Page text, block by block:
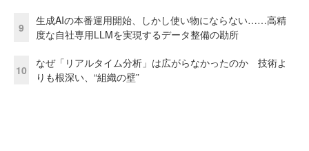
9
生成AIの本番運用開始、しかし使い物にならない……高精
度な自社専用LLMを実現するデータ整備の勘所
10
なぜ「リアルタイム分析」は広がらなかったのか 技術よ
りも根深い、“組織の壁”